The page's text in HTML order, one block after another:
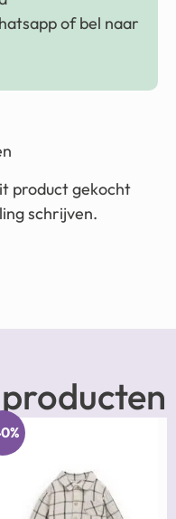
of bel naar
product gekocht
schrijven.